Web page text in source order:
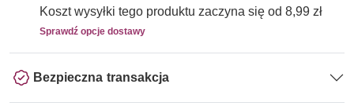
Koszt wysyłki tego produktu zaczyna się od 8,99 zł
Sprawdź opcje dostawy
Bezpieczna transakcja